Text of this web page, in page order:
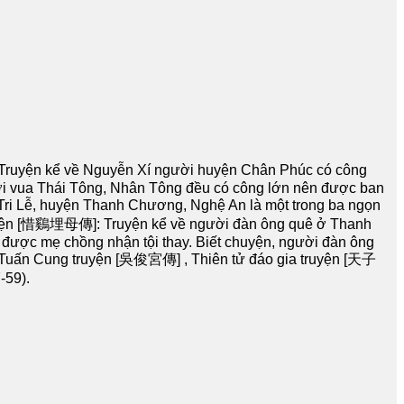
kể về Nguyễn Xí người huyện Chân Phúc có công
Thái Tông, Nhân Tông đều có công lớn nên được ban
Lễ, huyện Thanh Chương, Nghệ An là một trong ba ngọn
[惜鷄埋母傳]: Truyện kể về người đàn ông quê ở Thanh
mẹ chồng nhận tội thay. Biết chuyện, người đàn ông
Cung truyện [吳俊宮傳] , Thiên tử đáo gia truyện [天子
59).